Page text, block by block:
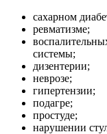
сахарном
ревматизме;
системы;
дизентерии;
неврозе;
гипертензии;
подагре;
простуде;
нарушении